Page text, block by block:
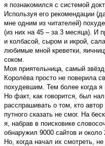
я познакомился с системой
Используя его рекомендации
мне одним из читателей)
(из них на 45 – за 3 месяца). И
и колбасой, сыром и икрой,
любимые мной креветки,
соком.
Моя приятельница, самый
Королёва просто не поверила
похудевшим. Тем более когда я
Но факт, как говорится, был
расспрашивать о том, кто
путного сказать не смог. На
я, набрав в поисковике
обнаружил 9000 сайтов и около
Но, когда начал их смотреть,